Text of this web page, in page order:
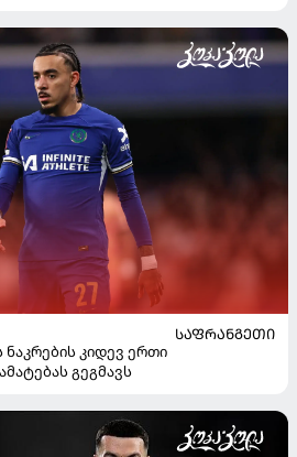
ᲡᲐᲤᲠᲐᲜᲒᲔᲗᲘ
ნაკრების კიდევ ერთი
გეგმავს